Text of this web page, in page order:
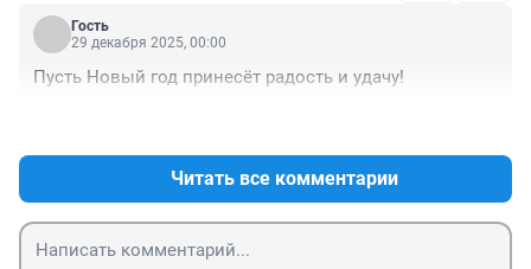
Гость
29 декабря 2025, 00:00
Пусть Новый год принесёт радость и удачу!
Читать все комментарии